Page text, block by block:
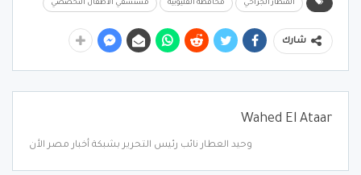
المنظار الجراحي محافظة القليوبية مستشفي الأطفال التخصصي
شارك
Wahed El Ataar
وحيد العطار نائب رئيس التحرير بشبكة أخبار مصر الأن